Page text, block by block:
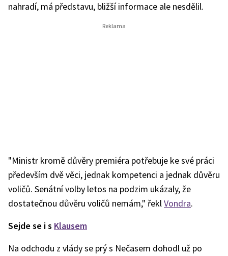
nahradí, má představu, bližší informace ale nesdělil.
"Ministr kromě důvěry premiéra potřebuje ke své práci
především dvě věci, jednak kompetenci a jednak důvěru
voličů. Senátní volby letos na podzim ukázaly, že
dostatečnou důvěru voličů nemám," řeklVondra.
Sejde se i s Klausem
Na odchodu z vlády se prý s Nečasem dohodl už po